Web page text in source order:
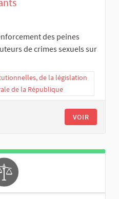
des peines
de crimes sexuels sur
de la législation
de la République
VOIR